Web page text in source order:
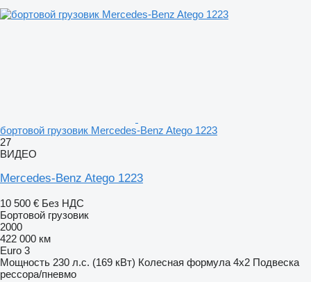
бортовой грузовик Mercedes-Benz Atego 1223
27
ВИДЕО
Mercedes-Benz Atego 1223
10 500 € Без НДС
Бортовой грузовик
2000
422 000 км
Euro 3
Мощность 230 л.с. (169 кВт) Колесная формула 4x2 Подвеска
рессора/пневмо